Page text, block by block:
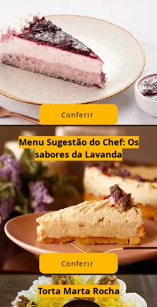
Conferir
Menu Sugestão do Chef: Os
sabores da Lavanda
Conferir
Torta Marta Rocha